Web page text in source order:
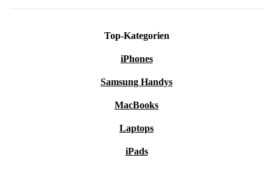
Top-Kategorien
iPhones
Samsung Handys
MacBooks
Laptops
iPads